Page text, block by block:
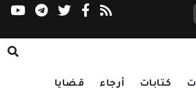
كتابات أرجاء قضايا